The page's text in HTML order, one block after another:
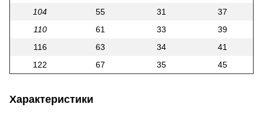
104
55 31
37
110
61 33
39
116
63 34
41
122
67 35 45
Характеристики